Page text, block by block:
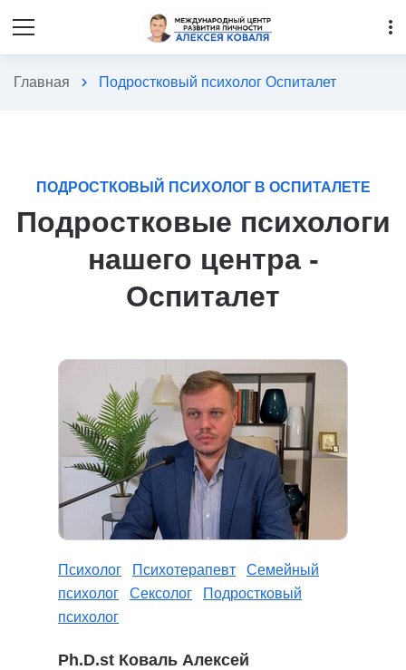
more_vert
Главная chevron_right Подростковый психолог Оспиталет
ПОДРОСТКОВЫЙ ПСИХОЛОГ В ОСПИТАЛЕТЕ
Подростковые психологи
нашего центра -
Оспиталет
Психолог Психотерапевт
Семейный
психолог
Сексолог
Подростковый
психолог
Ph.D.st Коваль Алексей